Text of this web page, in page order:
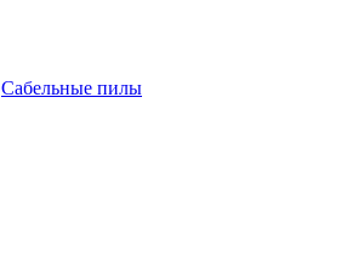
Сабельные пилы